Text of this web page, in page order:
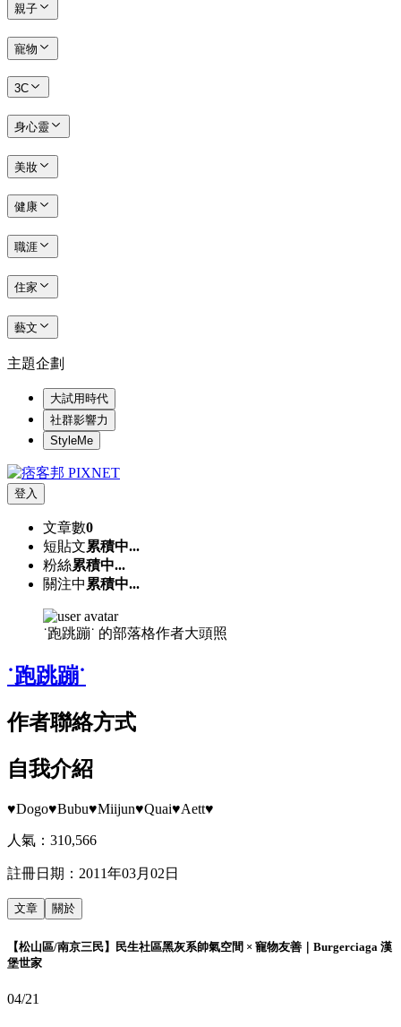
親子
寵物
3C
身心靈
美妝
健康
職涯
住家
藝文
主題企劃
大試用時代
社群影響力
StyleMe
登入
文章數0
短貼文累積中...
粉絲累積中...
關注中 累積中...
˙跑跳蹦˙ 的部落格作者大頭照
˙跑跳蹦˙
作者聯絡方式
自我介紹
♥Dogo♥Bubu♥Miijun♥Quai♥Aett♥
人氣： 310,566
註冊日期： 2011年03月02日
文章 關於
【松山區/南京三民】民生社區黑灰系帥氣空間 × 寵物友善｜Burgerciaga 漢
堡世家
04/21